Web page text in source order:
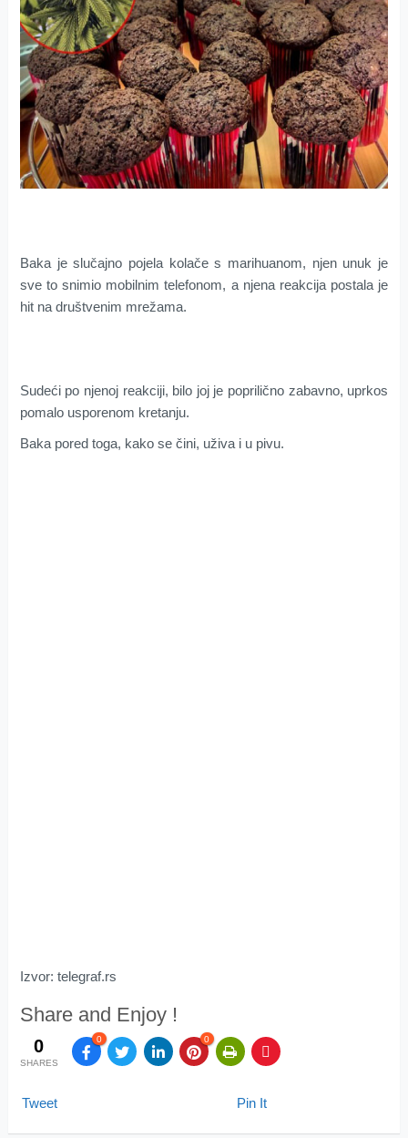
Baka je slučajno pojela kolače s marihuanom, njen unuk je
sve to snimio mobilnim telefonom, a njena reakcija postala je
hit na društvenim mrežama.
Sudeći po njenoj reakciji, bilo joj je poprilično zabavno, uprkos
pomalo usporenom kretanju.
Baka pored toga, kako se čini, uživa i u pivu.
Izvor: telegraf.rs
Share and Enjoy !
0
SHARES
0 0
Tweet Pin It